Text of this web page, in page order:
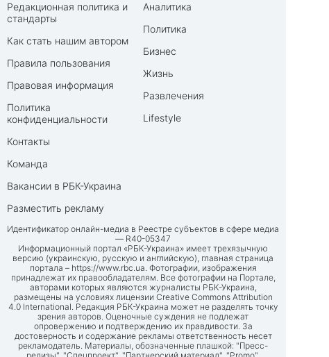
Редакционная политика и
стандарты
Как стать нашим автором
Правила пользования
Правовая информация
Политика
конфиденциальности
Контакты
Команда
Вакансии в РБК-Украина
Разместить рекламу
Аналитика
Политика
Бизнес
Жизнь
Развлечения
Lifestyle
Идентификатор онлайн-медиа в Реестре субъектов в сфере медиа
— R40-05347
Информационный портал «РБК-Украина» имеет трехязычную
версию (украинскую, русскую и английскую), главная страница
портала – https://www.rbc.ua. Фотографии, изображения
принадлежат их правообладателям. Все фотографии на Портале,
авторами которых являются журналисты РБК-Украина,
размещены на условиях лицензии Creative Commons Attribution
4.0 International. Редакция РБК-Украина может не разделять точку
зрения авторов. Оценочные суждения не подлежат
опровержению и подтверждению их правдивости. За
достоверность и содержание рекламы ответственность несет
рекламодатель. Материалы, обозначенные плашкой: "Пресс-